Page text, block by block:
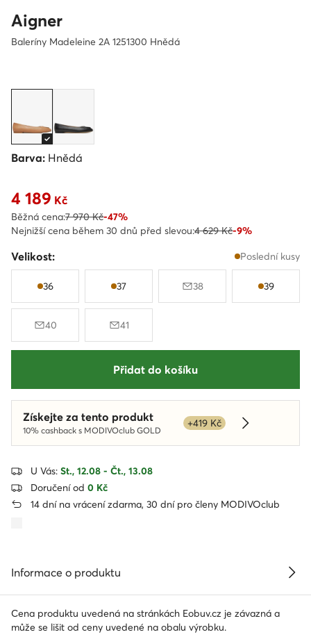
Aigner
Baleríny Madeleine 2A 1251300 Hnědá
Barva: Hnědá
Aktuální cena 4 189 Kč
4 189 Kč
Běžná cena:7 970 Kč-47%
Nejnižší cena během 30 dnů před slevou:4 629 Kč-9%
Velikost: Poslední kusy
36 37 38 39
40 41
Přidat do košíku
Získejte za tento produkt
10% cashback s MODIVOclub GOLD
+419 Kč
Dowiedz się
U Vás: St., 12.08 - Čt., 13.08
Doručení od 0 Kč
14 dní na vrácení zdarma, 30 dní pro členy MODIVOclub
Informace o produktu
Cena produktu uvedená na stránkách Eobuv.cz je závazná a
může se lišit od ceny uvedené na obalu výrobku.